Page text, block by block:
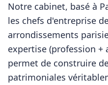
Notre cabinet, basé à
les chefs d'entreprise
arrondissements
expertise (profession +
permet de construire
patrimoniales